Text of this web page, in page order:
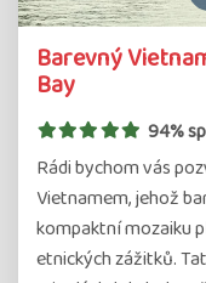
Barevný
Bay
94%
Rádi bychom vás
Vietnamem, jehož
kompaktní mozaiku
etnických zážitků.